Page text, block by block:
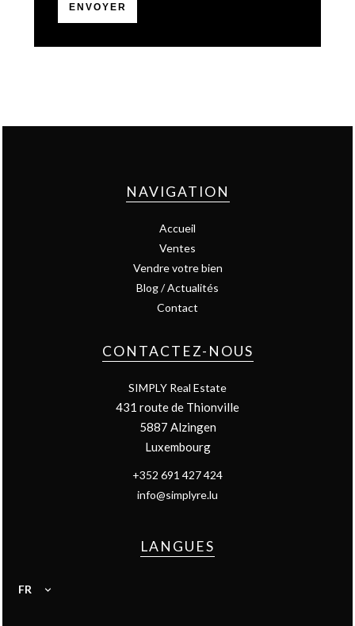
ENVOYER
NAVIGATION
Accueil
Ventes
Vendre votre bien
Blog / Actualités
Contact
CONTACTEZ-NOUS
SIMPLY Real Estate
431 route de Thionville
5887 Alzingen
Luxembourg
+352 691 427 424
info@simplyre.lu
LANGUES
FR